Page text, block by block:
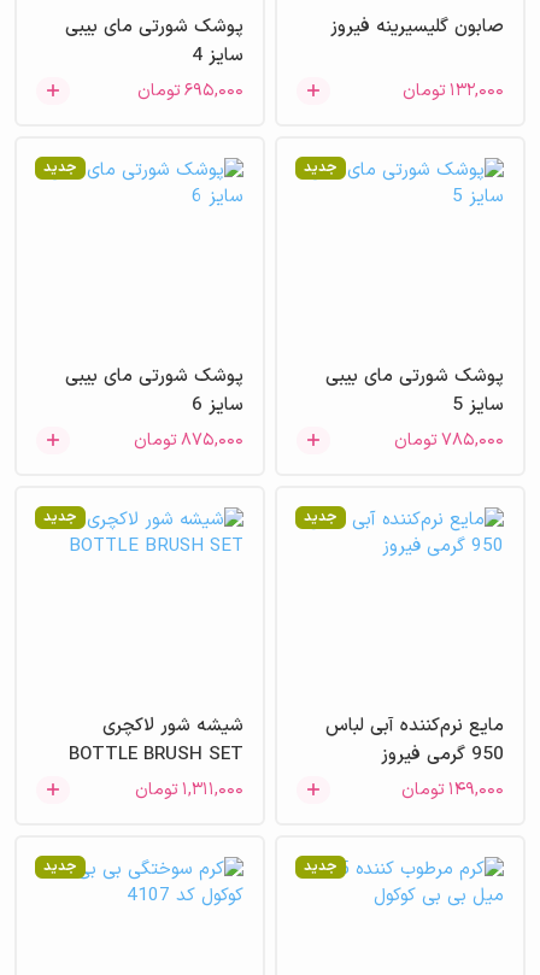
صابون گلیسیرینه فیروز
۱۳۲,۰۰۰تومان
پوشک شورتی مای بیبی
سایز 4
۶۹۵,۰۰۰تومان
جدید
پوشک شورتی مای بیبی
سایز 5
۷۸۵,۰۰۰تومان
جدید
پوشک شورتی مای بیبی
سایز 6
۸۷۵,۰۰۰تومان
جدید
مایع نرم‌کننده آبی لباس
950 گرمی فیروز
۱۴۹,۰۰۰تومان
جدید
شیشه شور لاکچری
BOTTLE BRUSH SET
۱,۳۱۱,۰۰۰تومان
جدید جدید